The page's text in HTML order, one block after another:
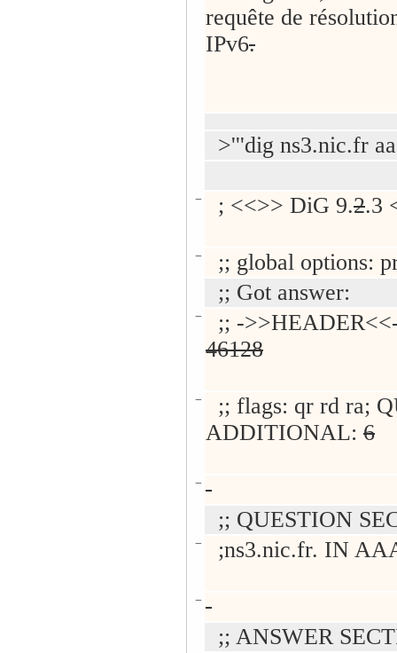
requête de
IPv6.
>'''dig ns3.nic.fr
− ; <<>> DiG 9.2.3
−
;; global options:
;; Got answer:
−
;; -
46128
−
;; flags: qr rd ra;
ADDITIONAL: 6
−
;; QUESTION
− ;ns3.nic.fr. IN
−
;; ANSWER